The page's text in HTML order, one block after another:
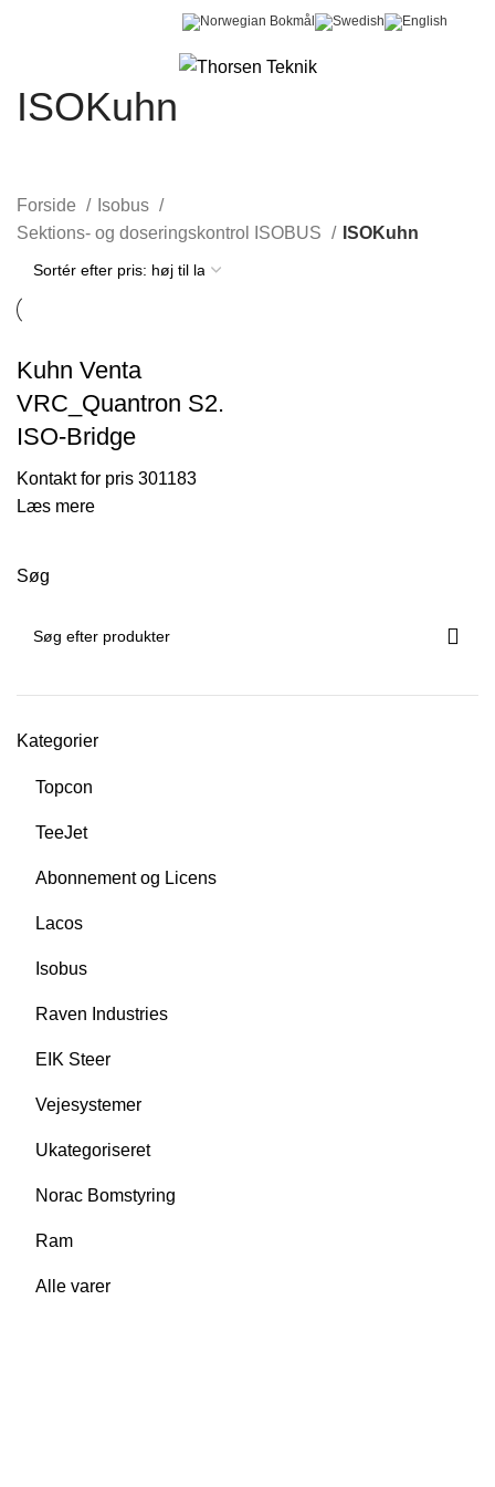
ISOKuhn
Søg
Kategorier
Topcon
TeeJet
Abonnement og Licens
Lacos
Isobus
Raven Industries
EIK Steer
Vejesystemer
Ukategoriseret
Norac Bomstyring
Ram
Alle varer
Forside
Isobus
Sektions- og doseringskontrol ISOBUS
ISOKuhn
Kuhn Venta
VRC_Quantron S2.
ISO-Bridge
301183
Læs mere